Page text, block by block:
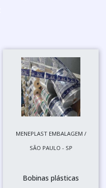
MENEPLAST EMBALAGEM /
SÃO PAULO - SP
Bobinas plásticas